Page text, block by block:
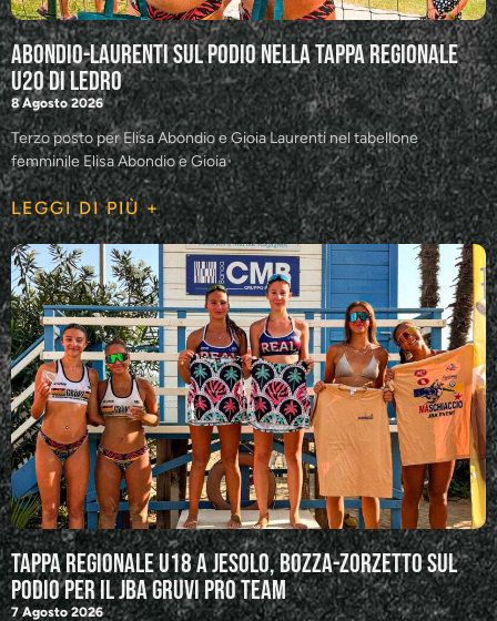
Abondio-Laurenti sul podio nella tappa regionale
U20 di Ledro
8 Agosto 2026
Terzo posto per Elisa Abondio e Gioia Laurenti nel tabellone
femminile Elisa Abondio e Gioia
LEGGI DI PIÙ +
Tappa regionale U18 a Jesolo, Bozza-Zorzetto sul
podio per il JBA GRUVI Pro Team
7 Agosto 2026